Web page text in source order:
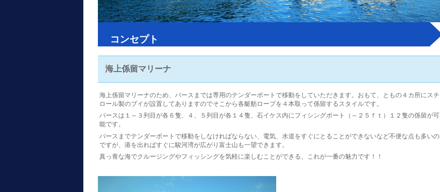
コンセプト
海上係留マリーナ
海上係留マリーナのため、バースまでは専用のテンダーボートで移動をしていただきます。おもて、ともの４カ所にスチ
ロール製のブイが設置してありますのでそこから各艇舫ロープを４本取って係留するスタイルです。
バースは１～３列目が各６隻、４、５列目が各１４隻、石イケス内にフィシングボート（～２５ｆｔ）１２隻の係留が可
能です。
バースまでテンダーボートで移動をしなければならない、電気、水道をすぐにとることができないなど不便な点も多いの
ですが、港を出ればすぐに駿河湾が広がり富士山も一望できます。
真っ青な海でクルージングやフィッシングを気軽に楽しむことができる、これが一番の魅力です！！